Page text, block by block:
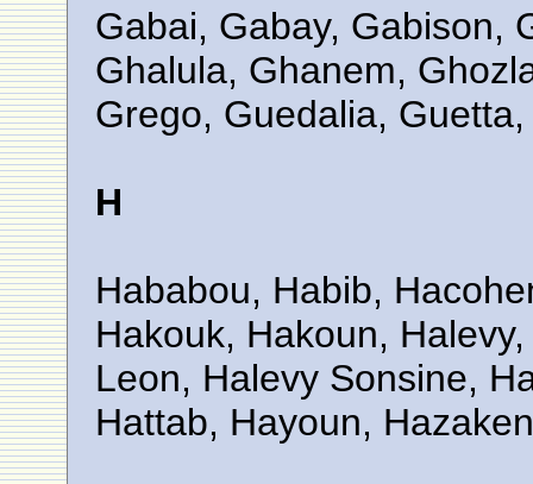
Gabai, Gabay, Gabison,
Ghalula, Ghanem,
Grego, Guedalia,
H
Hababou, Habib,
Hakouk, Hakoun,
Leon, Halevy Sonsine,
Hattab, Hayoun,